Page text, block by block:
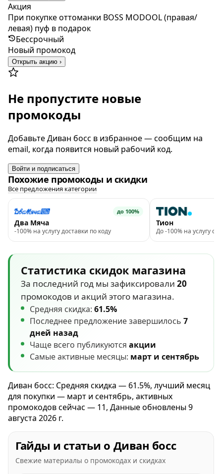
Акция
При покупке оттоманки BOSS MODOOL (правая/
левая) пуф в подарок
Бессрочный
Новый промокод
Открыть акцию ›
Не пропустите новые
промокоды
Добавьте Диван босс в избранное — сообщим на
email, когда появится новый рабочий код.
Войти и подписаться
Похожие промокоды и скидки
Все предложения категории
до 100%
Два Мяча
-100% на услугу доставки по коду
Тион
До -100% на услугу
Статистика скидок магазина
За последний год мы зафиксировали 20
промокодов и акций этого магазина.
Средняя скидка: 61.5%
Последнее предложение завершилось 7
дней назад
Чаще всего публикуются акции
Самые активные месяцы: март и сентябрь
Диван босс: Средняя скидка — 61.5%, лучший месяц
для покупки — март и сентябрь, активных
промокодов сейчас — 11, Данные обновлены 9
августа 2026 г.
Гайды и статьи о Диван босс
Свежие материалы о промокодах и скидках